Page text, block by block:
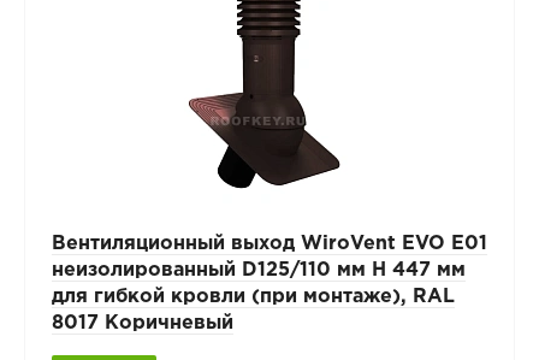
Вентиляционный выход WiroVent EVO E01
неизолированный D125/110 мм Н 447 мм
для гибкой кровли (при монтаже), RAL
8017 Коричневый